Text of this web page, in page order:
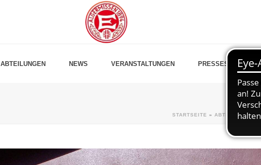
ABTEILUNGEN NEWS VERANSTALTUNGEN PRESSESPIEGEL
STARTSEITE » ABTEILUNGEN»